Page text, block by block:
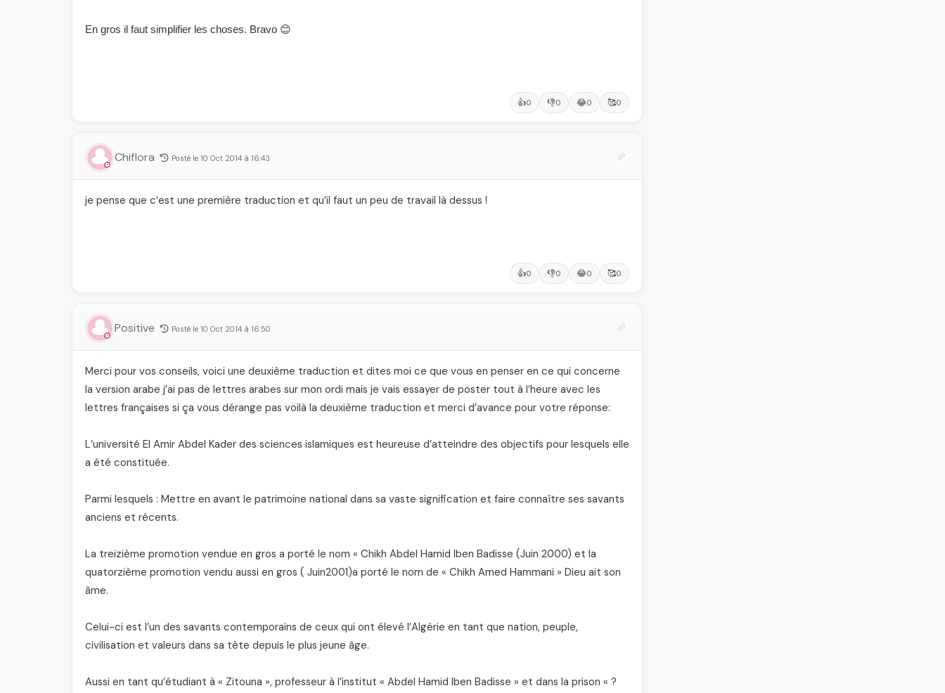
En gros il faut simplifier les choses. Bravo 😊
👍0 👎0 😂0 🥰0
Chiflora Posté le 10 Oct 2014 à 16:43
je pense que c’est une première traduction et qu’il faut un peu de travail là dessus !
👍0 👎0 😂0 🥰0
Positive Posté le 10 Oct 2014 à 16:50
Merci pour vos conseils, voici une deuxième traduction et dites moi ce que vous en penser en ce qui concerne
la version arabe j’ai pas de lettres arabes sur mon ordi mais je vais essayer de poster tout à l’heure avec les
lettres françaises si ça vous dérange pas voilà la deuxième traduction et merci d’avance pour votre réponse:
L’université El Amir Abdel Kader des sciences islamiques est heureuse d’atteindre des objectifs pour lesquels elle
a été constituée.
Parmi lesquels : Mettre en avant le patrimoine national dans sa vaste signification et faire connaître ses savants
anciens et récents.
La treizième promotion vendue en gros a porté le nom « Chikh Abdel Hamid Iben Badisse (Juin 2000) et la
quatorzième promotion vendu aussi en gros ( Juin2001)a porté le nom de « Chikh Amed Hammani » Dieu ait son
âme.
Celui-ci est l’un des savants contemporains de ceux qui ont élevé l’Algérie en tant que nation, peuple,
civilisation et valeurs dans sa tète depuis le plus jeune âge.
Aussi en tant qu’étudiant à « Zitouna », professeur à l’institut « Abdel Hamid Iben Badisse » et dans la prison « ?